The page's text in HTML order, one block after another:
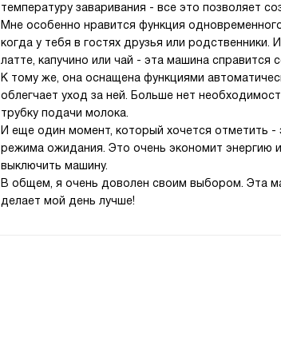
температуру заваривания - все это позволяет
Мне особенно нравится функция
когда у тебя в гостях друзья или родственники.
латте, капучино или чай - эта машина справится
К тому же, она оснащена функциями
облегчает уход за ней. Больше нет
трубку подачи молока.
И еще один момент, который хочется отметить
режима ожидания. Это очень экономит энергию
выключить машину.
В общем, я очень доволен своим выбором. Эта
делает мой день лучше!